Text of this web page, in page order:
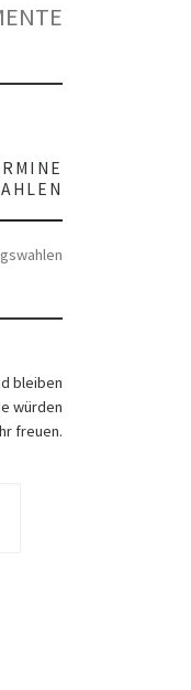
bleiben
würden
freuen.